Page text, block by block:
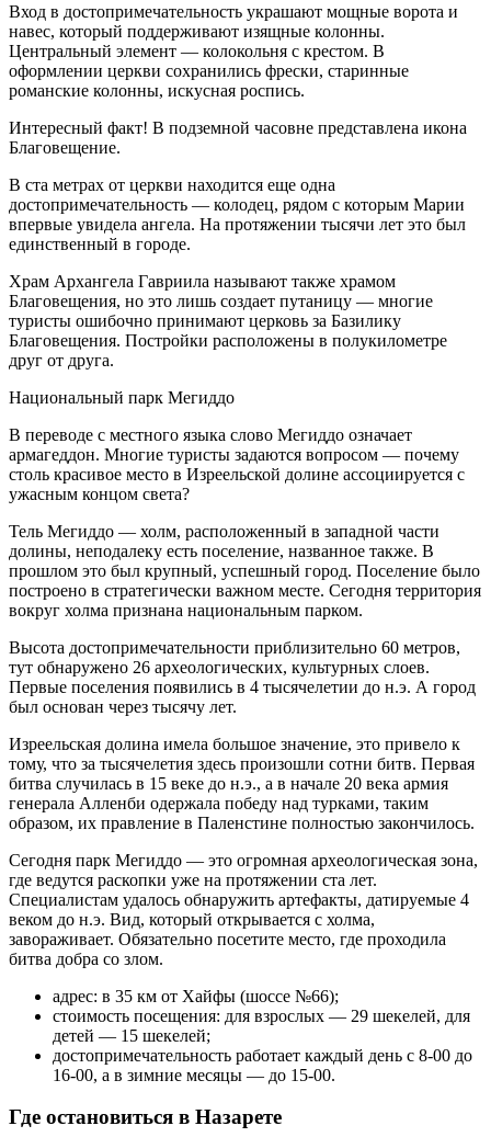
Вход в достопримечательность украшают мощные ворота и
навес, который поддерживают изящные колонны.
Центральный элемент — колокольня с крестом. В
оформлении церкви сохранились фрески, старинные
романские колонны, искусная роспись.
Интересный факт! В подземной часовне представлена икона
Благовещение.
В ста метрах от церкви находится еще одна
достопримечательность — колодец, рядом с которым Марии
впервые увидела ангела. На протяжении тысячи лет это был
единственный в городе.
Храм Архангела Гавриила называют также храмом
Благовещения, но это лишь создает путаницу — многие
туристы ошибочно принимают церковь за Базилику
Благовещения. Постройки расположены в полукилометре
друг от друга.
Национальный парк Мегиддо
В переводе с местного языка слово Мегиддо означает
армагеддон. Многие туристы задаются вопросом — почему
столь красивое место в Изреельской долине ассоциируется с
ужасным концом света?
Тель Мегиддо — холм, расположенный в западной части
долины, неподалеку есть поселение, названное также. В
прошлом это был крупный, успешный город. Поселение было
построено в стратегически важном месте. Сегодня территория
вокруг холма признана национальным парком.
Высота достопримечательности приблизительно 60 метров,
тут обнаружено 26 археологических, культурных слоев.
Первые поселения появились в 4 тысячелетии до н.э. А город
был основан через тысячу лет.
Изреельская долина имела большое значение, это привело к
тому, что за тысячелетия здесь произошли сотни битв. Первая
битва случилась в 15 веке до н.э., а в начале 20 века армия
генерала Алленби одержала победу над турками, таким
образом, их правление в Паленстине полностью закончилось.
Сегодня парк Мегиддо — это огромная археологическая зона,
где ведутся раскопки уже на протяжении ста лет.
Специалистам удалось обнаружить артефакты, датируемые 4
веком до н.э. Вид, который открывается с холма,
завораживает. Обязательно посетите место, где проходила
битва добра со злом.
адрес: в 35 км от Хайфы (шоссе №66);
стоимость посещения: для взрослых — 29 шекелей, для
детей — 15 шекелей;
достопримечательность работает каждый день с 8-00 до
16-00, а в зимние месяцы — до 15-00.
Где остановиться в Назарете